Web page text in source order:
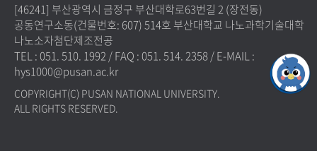
[46241] 부산광역시 금정구 부산대학로63번길 2 (장전동)
공동연구소동(건물번호: 607) 514호 부산대학교 나노과학기술대학
나노소자첨단제조전공
TEL : 051. 510. 1992 /FAQ : 051. 514. 2358/E-MAIL :
hys1000@pusan.ac.kr
COPYRIGHT(C) PUSAN NATIONAL UNIVERSITY.
ALL RIGHTS RESERVED.